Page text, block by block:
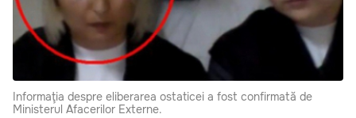
Informaţia despre eliberarea ostaticei a fost confirmată de
Ministerul Afacerilor Externe.